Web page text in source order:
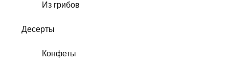
Из грибов
Десерты
Конфеты